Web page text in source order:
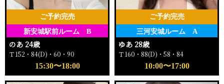
新安城駅前ルーム B
ご予約完売
のあ 24歳
Ｔ152・84(D)・60・90
15:30〜18:00
三河安城ルーム A
ご予約完売
ゆあ 28歳
Ｔ160・88(D)・58・84
10:00〜17:00